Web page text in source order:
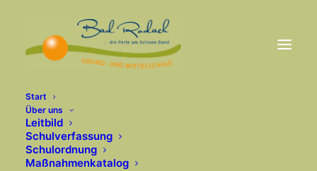
Start
Über uns
Leitbild
Schulverfassung
Schulordnung
Maßnahmenkatalog